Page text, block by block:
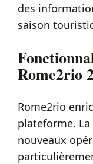
des
saison
Rome2rio
Rome2rio
plateforme.
nouveaux